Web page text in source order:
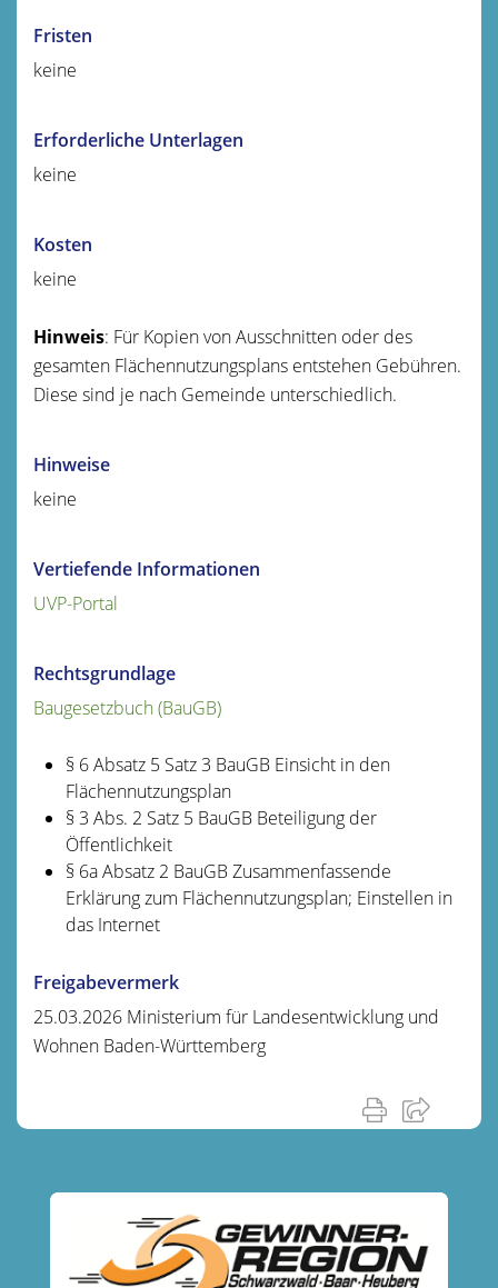
Fristen
keine
Erforderliche Unterlagen
keine
Kosten
keine
Hinweis: Für Kopien von Ausschnitten oder des
gesamten Flächennutzungsplans entstehen Gebühren.
Diese sind je nach Gemeinde unterschiedlich.
Hinweise
keine
Vertiefende Informationen
UVP-Portal
Rechtsgrundlage
Baugesetzbuch (BauGB)
§ 6 Absatz 5 Satz 3 BauGB Einsicht in den
Flächennutzungsplan
§ 3 Abs. 2 Satz 5 BauGB Beteiligung der
Öffentlichkeit
§ 6a Absatz 2 BauGB Zusammenfassende
Erklärung zum Flächennutzungsplan; Einstellen in
das Internet
Freigabevermerk
25.03.2026 Ministerium für Landesentwicklung und
Wohnen Baden-Württemberg